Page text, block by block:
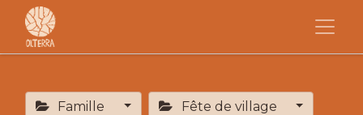
Famille Fête de village